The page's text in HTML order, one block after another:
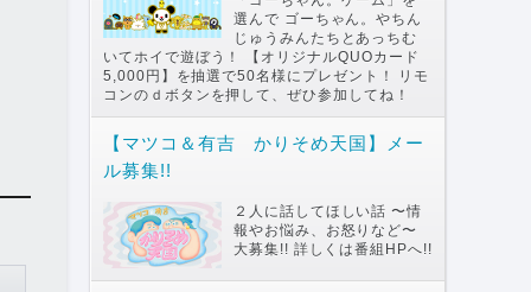
選んで ゴーちゃん。やちん
じゅうみんたちとあっちむ
いてホイで遊ぼう！ 【オリジナルQUOカード
5,000円】を抽選で50名様にプレゼント！ リモ
コンのｄボタンを押して、ぜひ参加してね！
【マツコ＆有吉 かりそめ天国】メー
ル募集!!
２人に話してほしい話 〜情
報やお悩み、お怒りなど〜
大募集!! 詳しくは番組HPへ!!